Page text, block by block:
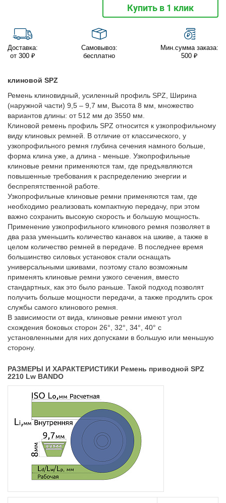
Купить в 1 клик
Доставка:
от 300 ₽
Самовывоз:
бесплатно
Мин.сумма заказа:
500 ₽
клиновой SPZ
Ремень клиновидный, усиленный профиль SPZ, Ширина
(наружной части) 9,5 – 9,7 мм, Высота 8 мм, множество
вариантов длины: от 512 мм до 3550 мм.
Клиновой ремень профиль SPZ относится к узкопрофильному
виду клиновых ремней. В отличие от классического, у
узкопрофильного ремня глубина сечения намного больше,
форма клина уже, а длина - меньше. Узкопрофильные
клиновые ремни применяются там, где предъявляются
повышенные требования к распределению энергии и
беспрепятственной работе.
Узкопрофильные клиновые ремни применяются там, где
необходимо реализовать компактную передачу, при этом
важно сохранить высокую скорость и большую мощность.
Применение узкопрофильного клинового ремня позволяет в
два раза уменьшить количество канавок на шкиве, а также в
целом количество ремней в передаче. В последнее время
большинство силовых установок стали оснащать
универсальными шкивами, поэтому стало возможным
применять клиновые ремни узкого сечения, вместо
стандартных, как это было раньше. Такой подход позволят
получить больше мощности передачи, а также продлить срок
службы самого клинового ремня.
В зависимости от вида, клиновые ремни имеют угол
схождения боковых сторон 26°, 32°, 34°, 40° с
установленными для них допусками в большую или меньшую
сторону.
РАЗМЕРЫ И ХАРАКТЕРИСТИКИ Ремень приводной SPZ
2210 Lw BANDO